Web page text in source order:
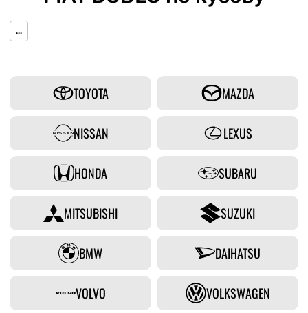
...
TOYOTA MAZDA
NISSAN LEXUS
HONDA SUBARU
MITSUBISHI SUZUKI
BMW DAIHATSU
VOLVO VOLKSWAGEN